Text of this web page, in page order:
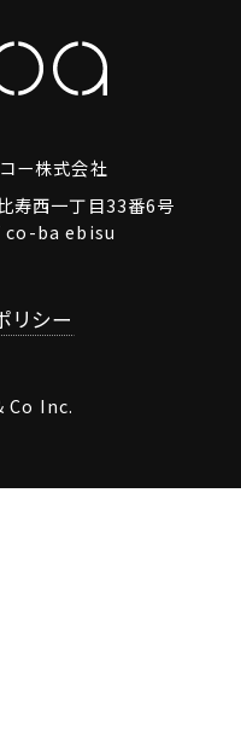
コー株式会社
寿西一丁目33番6号
co-ba ebisu
リシー
Co Inc.